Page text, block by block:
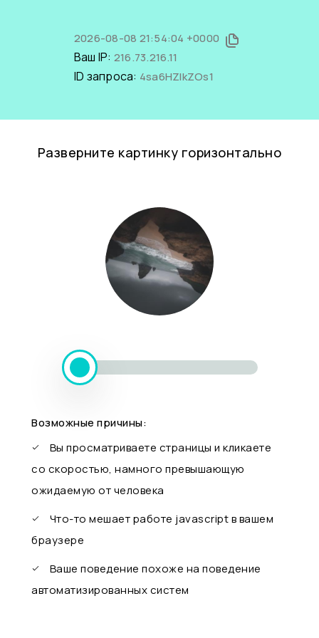
2026-08-08 21:54:04 +0000
Ваш IP: 216.73.216.11
ID запроса: 4sa6HZlkZOs1
Разверните картинку горизонтально
Возможные причины:
Вы просматриваете страницы и кликаете
со скоростью, намного превышающую
ожидаемую от человека
Что-то мешает работе javascript в вашем
браузере
Ваше поведение похоже на поведение
автоматизированных систем